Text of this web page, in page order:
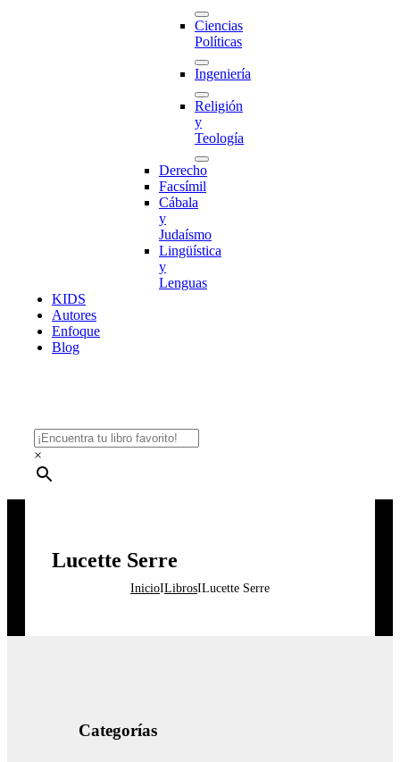
Ciencias
Políticas
Ingeniería
Religión
y
Teología
Derecho
Facsímil
Cábala
y
Judaísmo
Lingüística
y
Lenguas
KIDS
Autores
Enfoque
Blog
×
Lucette Serre
InicioILibrosILucette Serre
Categorías